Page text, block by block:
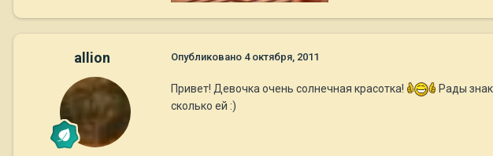
allion Опубликовано 4 октября, 2011
Привет! Девочка очень солнечная красотка!
Рады
сколько ей :)